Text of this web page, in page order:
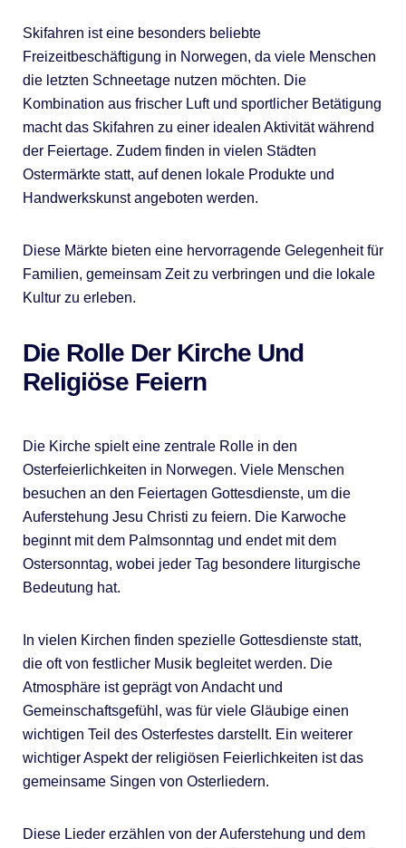
Skifahren ist eine besonders beliebte
Freizeitbeschäftigung in Norwegen, da viele Menschen
die letzten Schneetage nutzen möchten. Die
Kombination aus frischer Luft und sportlicher Betätigung
macht das Skifahren zu einer idealen Aktivität während
der Feiertage. Zudem finden in vielen Städten
Ostermärkte statt, auf denen lokale Produkte und
Handwerkskunst angeboten werden.
Diese Märkte bieten eine hervorragende Gelegenheit für
Familien, gemeinsam Zeit zu verbringen und die lokale
Kultur zu erleben.
Die Rolle Der Kirche Und
Religiöse Feiern
Die Kirche spielt eine zentrale Rolle in den
Osterfeierlichkeiten in Norwegen. Viele Menschen
besuchen an den Feiertagen Gottesdienste, um die
Auferstehung Jesu Christi zu feiern. Die Karwoche
beginnt mit dem Palmsonntag und endet mit dem
Ostersonntag, wobei jeder Tag besondere liturgische
Bedeutung hat.
In vielen Kirchen finden spezielle Gottesdienste statt,
die oft von festlicher Musik begleitet werden. Die
Atmosphäre ist geprägt von Andacht und
Gemeinschaftsgefühl, was für viele Gläubige einen
wichtigen Teil des Osterfestes darstellt. Ein weiterer
wichtiger Aspekt der religiösen Feierlichkeiten ist das
gemeinsame Singen von Osterliedern.
Diese Lieder erzählen von der Auferstehung und dem